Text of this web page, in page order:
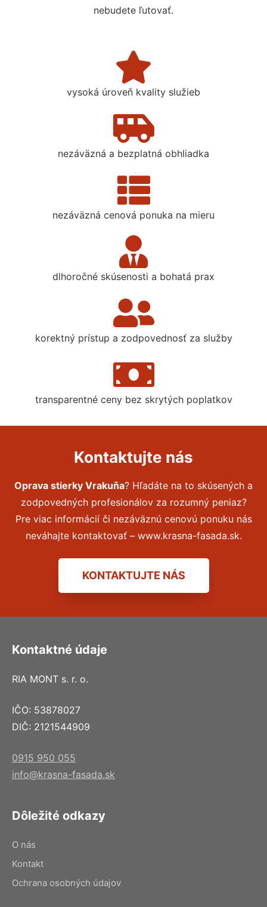
nebudete ľutovať.
vysoká úroveň kvality služieb
nezáväzná a bezplatná obhliadka
nezáväzná cenová ponuka na mieru
dlhoročné skúsenosti a bohatá prax
korektný prístup a zodpovednosť za služby
transparentné ceny bez skrytých poplatkov
Kontaktujte nás
Oprava stierky Vrakuňa? Hľadáte na to skúsených a
zodpovedných profesionálov za rozumný peniaz?
Pre viac informácií či nezáväznú cenovú ponuku nás
neváhajte kontaktovať – www.krasna-fasada.sk.
KONTAKTUJTE NÁS
Kontaktné údaje
RIA MONT s. r. o.
IČO: 53878027
DIČ: 2121544909
0915 950 055
info@krasna-fasada.sk
Dôležité odkazy
O nás
Kontakt
Ochrana osobných údajov